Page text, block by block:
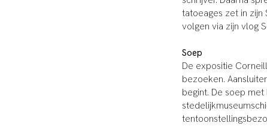
tatoeages zet in zijn
volgen via zijn vlog
Soep
De expositie
bezoeken.
begint. De soep